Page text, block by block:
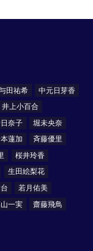
田祐希
中元日芽香
井上小百合
奈子
堀未央奈
蓮加
斉藤優里
桜井玲香
生田絵梨花
若月佑美
一実 齋藤飛鳥